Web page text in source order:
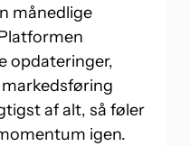
månedlige
opdateringer,
af alt, så føler
igen.